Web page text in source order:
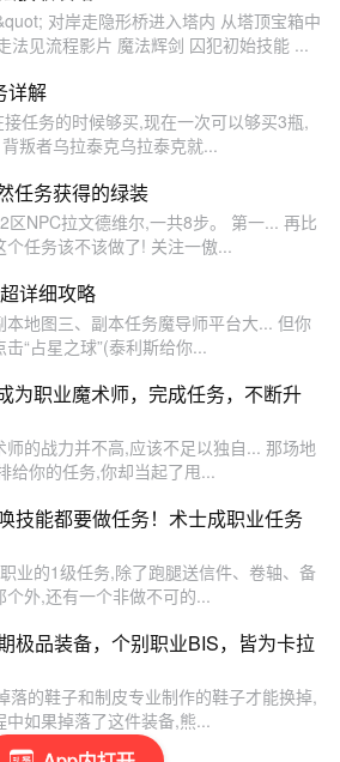
对岸走隐形桥进入塔内 从塔顶宝箱中
见流程影片 魔法辉剑 囚犯初始技能 ...
详解
任务的时候够买,现在一次可以够买3瓶,
叛者乌拉泰克乌拉泰克就...
任务获得的绿装
区NPC拉文德维尔,一共8步。 第一... 再比
任务该不该做了! 关注一傲...
详细攻略
地图三、副本任务魔导师平台大... 但你
“占星之球”(泰利斯给你...
为职业魔术师，完成任务，不断升
的战力并不高,应该不足以独自... 那场地
给你的任务,你却当起了甩...
技能都要做任务！术士成职业任务
业的1级任务,除了跑腿送信件、卷轴、备
外,还有一个非做不可的...
极品装备，个别职业BIS，皆为卡拉
落的鞋子和制皮专业制作的鞋子才能换掉,
如果掉落了这件装备,熊...